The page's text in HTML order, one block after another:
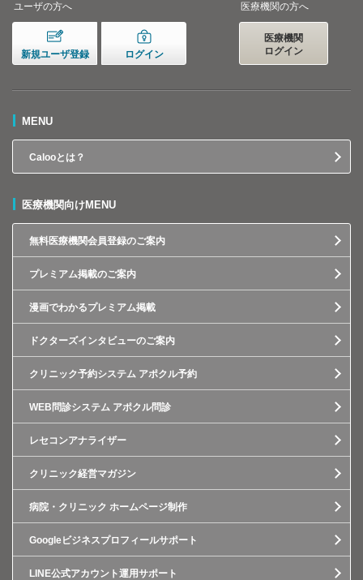
ユーザの方へ
新規ユーザ登録 ログイン
医療機関の方へ
医療機関
ログイン
MENU
Calooとは？
医療機関向けMENU
無料医療機関会員登録のご案内
プレミアム掲載のご案内
漫画でわかるプレミアム掲載
ドクターズインタビューのご案内
クリニック予約システム アポクル予約
WEB問診システム アポクル問診
レセコンアナライザー
クリニック経営マガジン
病院・クリニック ホームページ制作
Googleビジネスプロフィールサポート
LINE公式アカウント運用サポート